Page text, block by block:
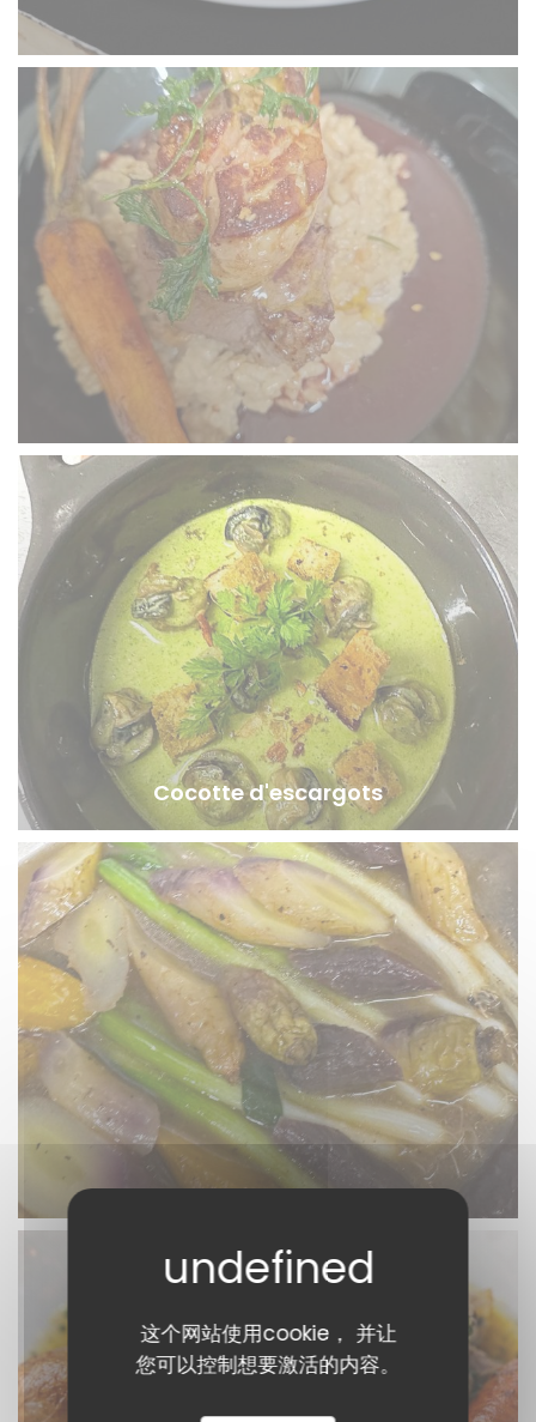
这个网站使用cookie， 并让
您可以控制想要激活的内容。
Cocotte d'escargots